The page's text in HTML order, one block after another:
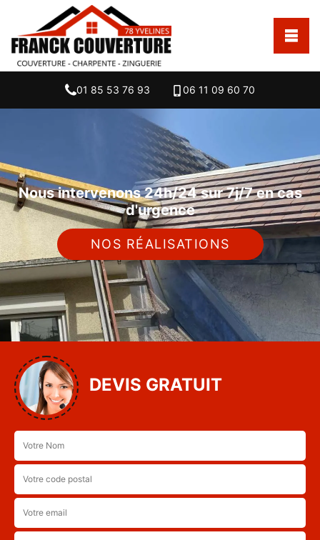
01 85 53 76 93 06 11 09 60 70
Nous intervenons 24h/24 sur 7j/7 en cas
d'urgence
NOS RÉALISATIONS
DEVIS GRATUIT